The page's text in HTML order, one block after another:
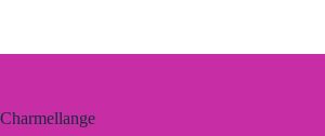
Charmellange